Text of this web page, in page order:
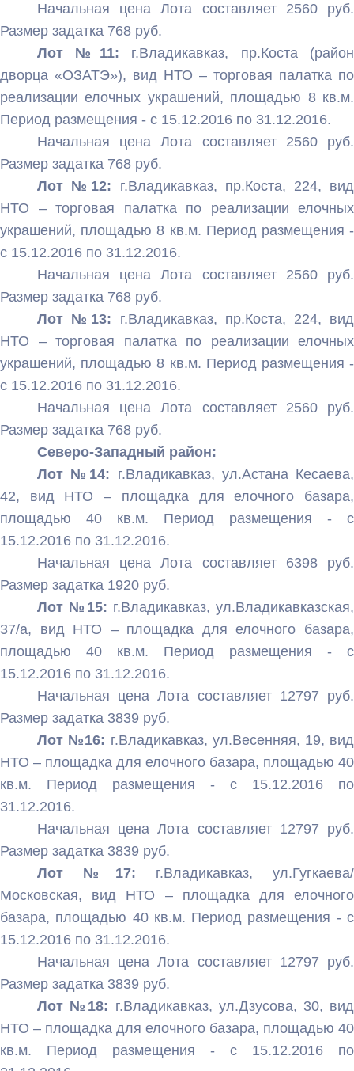
Начальная цена Лота составляет 2560 руб.
Размер задатка 768 руб.
Лот №11: г.Владикавказ, пр.Коста (район
дворца «ОЗАТЭ»), вид НТО – торговая палатка по
реализации елочных украшений, площадью 8 кв.м.
Период размещения - с 15.12.2016 по 31.12.2016.
Начальная цена Лота составляет 2560 руб.
Размер задатка 768 руб.
Лот №12: г.Владикавказ, пр.Коста, 224, вид
НТО – торговая палатка по реализации елочных
украшений, площадью 8 кв.м. Период размещения -
с 15.12.2016 по 31.12.2016.
Начальная цена Лота составляет 2560 руб.
Размер задатка 768 руб.
Лот №13: г.Владикавказ, пр.Коста, 224, вид
НТО – торговая палатка по реализации елочных
украшений, площадью 8 кв.м. Период размещения -
с 15.12.2016 по 31.12.2016.
Начальная цена Лота составляет 2560 руб.
Размер задатка 768 руб.
Северо-Западный район:
Лот №14: г.Владикавказ, ул.Астана Кесаева,
42, вид НТО – площадка для елочного базара,
площадью 40 кв.м. Период размещения - с
15.12.2016 по 31.12.2016.
Начальная цена Лота составляет 6398 руб.
Размер задатка 1920 руб.
Лот №15: г.Владикавказ, ул.Владикавказская,
37/а, вид НТО – площадка для елочного базара,
площадью 40 кв.м. Период размещения - с
15.12.2016 по 31.12.2016.
Начальная цена Лота составляет 12797 руб.
Размер задатка 3839 руб.
Лот №16: г.Владикавказ, ул.Весенняя, 19, вид
НТО – площадка для елочного базара, площадью 40
кв.м. Период размещения - с 15.12.2016 по
31.12.2016.
Начальная цена Лота составляет 12797 руб.
Размер задатка 3839 руб.
Лот №17: г.Владикавказ, ул.Гугкаева/
Московская, вид НТО – площадка для елочного
базара, площадью 40 кв.м. Период размещения - с
15.12.2016 по 31.12.2016.
Начальная цена Лота составляет 12797 руб.
Размер задатка 3839 руб.
Лот №18: г.Владикавказ, ул.Дзусова, 30, вид
НТО – площадка для елочного базара, площадью 40
кв.м. Период размещения - с 15.12.2016 по